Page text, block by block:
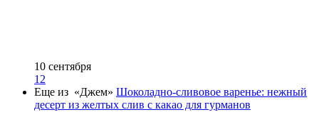
10 сентября
12
Еще из «Джем» Шоколадно-сливовое варенье: нежный
десерт из желтых слив с какао для гурманов